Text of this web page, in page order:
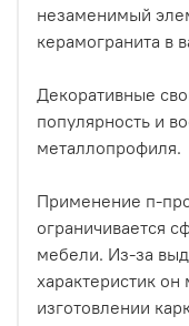
незаменимый
керамогранита в
Декоративные
популярность и
металлопрофиля.
Применение п-
ограничивается
мебели. Из-за
характеристик
изготовлении